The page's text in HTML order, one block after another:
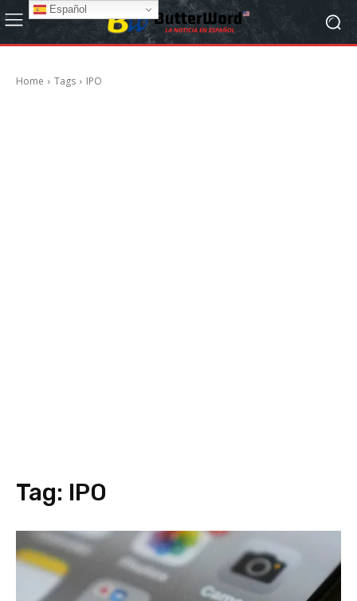
Home Tags IPO
Tag: IPO
Español